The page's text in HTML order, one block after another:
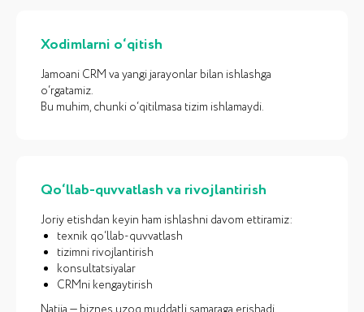
Xodimlarni o‘qitish
Jamoani CRM va yangi jarayonlar bilan ishlashga
o‘rgatamiz.
Bu muhim, chunki o‘qitilmasa tizim ishlamaydi.
Qo‘llab-quvvatlash va rivojlantirish
Joriy etishdan keyin ham ishlashni davom ettiramiz:
texnik qo‘llab-quvvatlash
tizimni rivojlantirish
konsultatsiyalar
CRMni kengaytirish
Ko‘p beriladigan
savdoni avtomatlashtirish bilan
shug‘ullanuvchi kompaniya.